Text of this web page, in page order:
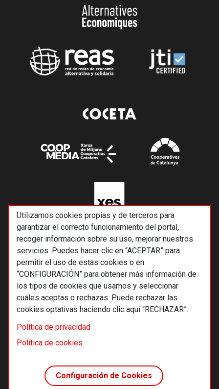
Utilizamos cookies propias y de terceros para
garantizar el correcto funcionamiento del portal,
recoger información sobre su uso, mejorar nuestros
servicios. Puedes hacer clic en “ACEPTAR” para
permitir el uso de estas cookies o en
“CONFIGURACIÓN” para obtener más información de
los tipos de cookies que usamos y seleccionar
cuáles aceptas o rechazas. Puede rechazar las
cookies optativas haciendo clic aquí “RECHAZAR”.
Política de privacidad
Política de cookies
Configuración de Cookies
© 2026 Alternativas económicas SCCL
Footer
Términos y condiciones de uso
Política de cookies
Principios editoriales